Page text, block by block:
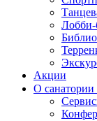
Лобби-
Акции
О санатории